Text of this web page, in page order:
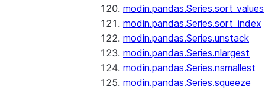
modin.pandas.Series.sort_values
modin.pandas.Series.sort_index
modin.pandas.Series.unstack
modin.pandas.Series.nlargest
modin.pandas.Series.nsmallest
modin.pandas.Series.squeeze